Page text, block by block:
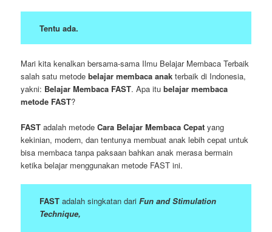
Tentu ada.
Mari kita kenalkan bersama-sama Ilmu Belajar Membaca Terbaik
salah satu metodebelajar membaca anak terbaik di Indonesia,
yakni: Belajar Membaca FAST. Apa itubelajar membaca
metode FAST?
FAST adalah metodeCara Belajar Membaca Cepat yang
kekinian, modern, dan tentunya membuat anak lebih cepat untuk
bisa membaca tanpa paksaan bahkan anak merasa bermain
ketika belajar menggunakan metode FAST ini.
FASTadalah singkatan dari Fun and Stimulation
Technique,